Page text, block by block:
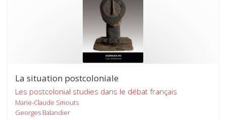
La situation postcoloniale
Les postcolonial studies dans le débat français
Marie-Claude Smouts
Georges Balandier